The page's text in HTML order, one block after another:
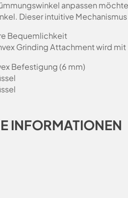
anpassen
Dieser intuitive
Bequemlichkeit
Grinding Attachment wird
Befestigung (6 mm)
INFORMATIONEN